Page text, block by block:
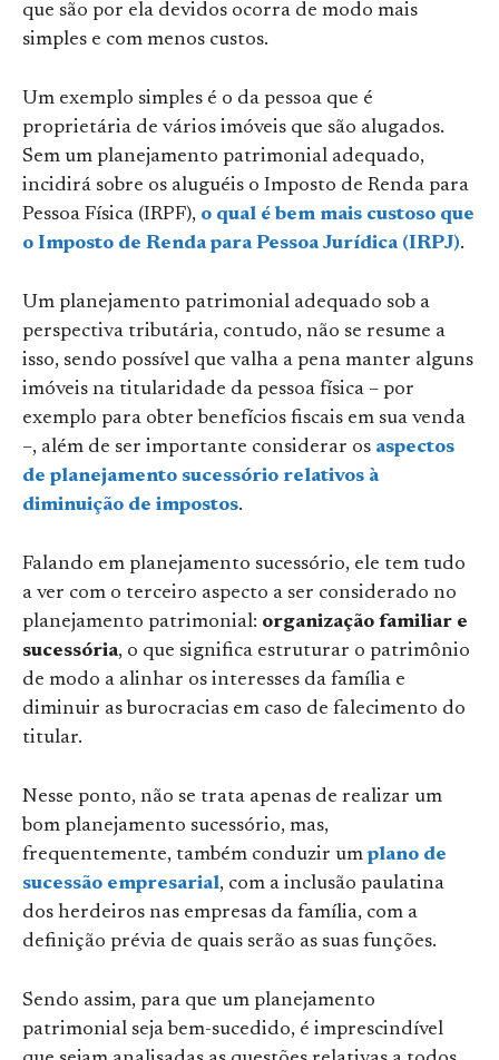
que são por ela devidos ocorra de modo mais
simples e com menos custos.
Um exemplo simples é o da pessoa que é
proprietária de vários imóveis que são alugados.
Sem um planejamento patrimonial adequado,
incidirá sobre os aluguéis o Imposto de Renda para
Pessoa Física (IRPF), o qual é bem mais custoso que
o Imposto de Renda para Pessoa Jurídica (IRPJ).
Um planejamento patrimonial adequado sob a
perspectiva tributária, contudo, não se resume a
isso, sendo possível que valha a pena manter alguns
imóveis na titularidade da pessoa física – por
exemplo para obter benefícios fiscais em sua venda
–, além de ser importante considerar os aspectos
de planejamento sucessório relativos à
diminuição de impostos.
Falando em planejamento sucessório, ele tem tudo
a ver com o terceiro aspecto a ser considerado no
planejamento patrimonial: organização familiar e
sucessória, o que significa estruturar o patrimônio
de modo a alinhar os interesses da família e
diminuir as burocracias em caso de falecimento do
titular.
Nesse ponto, não se trata apenas de realizar um
bom planejamento sucessório, mas,
frequentemente, também conduzir um plano de
sucessão empresarial, com a inclusão paulatina
dos herdeiros nas empresas da família, com a
definição prévia de quais serão as suas funções.
Sendo assim, para que um planejamento
patrimonial seja bem-sucedido, é imprescindível